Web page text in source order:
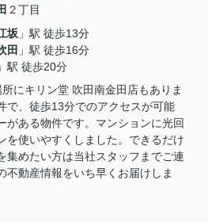
２丁目
坂 」駅 徒歩13分
田 」駅 徒歩16分
」駅 徒歩20分
にキリン堂 吹田南金田店もありま
で、徒歩13分でのアクセスが可能
がある物件です。マンションに光回
を使いやすくしました。できるだけ
集めたい方は当社スタッフまでご連
不動産情報をいち早くお届けしま